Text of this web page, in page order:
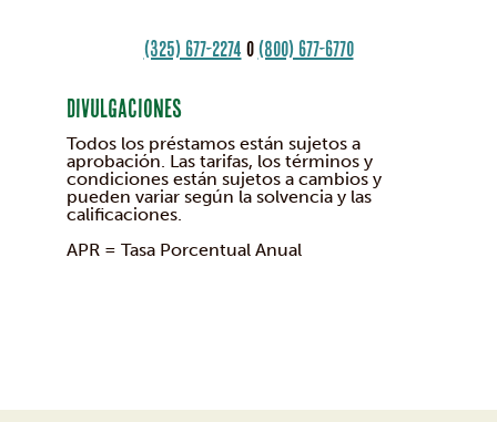
(325) 677-2274 o(800) 677-6770
Divulgaciones
Todos los préstamos están sujetos a
aprobación. Las tarifas, los términos y
condiciones están sujetos a cambios y
pueden variar según la solvencia y las
calificaciones.
APR = Tasa Porcentual Anual